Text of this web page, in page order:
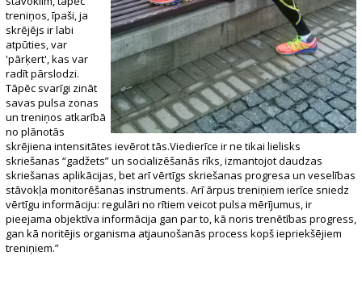
treniņos, īpaši, ja
skrējējs ir labi
atpūties, var
'pārķert', kas var
radīt pārslodzi.
Tāpēc svarīgi zināt
savas pulsa zonas
un treniņos atkarībā
no plānotās
skrējiena intensitātes ievērot tās.Viedierīce ir ne tikai lielisks
skriešanas “gadžets” un socializēšanās rīks, izmantojot daudzas
skriešanas aplikācijas, bet arī vērtīgs skriešanas progresa un veselības
stāvokļa monitorēšanas instruments. Arī ārpus treniņiem ierīce sniedz
vērtīgu informāciju: regulāri no rītiem veicot pulsa mērījumus, ir
pieejama objektīva informācija gan par to, kā noris trenētības progress,
gan kā noritējis organisma atjaunošanās process kopš iepriekšējiem
treniņiem.”